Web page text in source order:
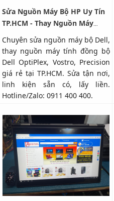
Sửa Nguồn Máy Bộ HP Uy Tín
TP.HCM - Thay Nguồn Máy
Đồng Bộ HP
Chuyên sửa nguồn máy bộ Dell,
thay nguồn máy tính đồng bộ
Dell OptiPlex, Vostro, Precision
giá rẻ tại TP.HCM. Sửa tận nơi,
linh kiện sẵn có, lấy liền.
Hotline/Zalo: 0911 400 400.